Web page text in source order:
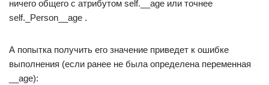
ничего общего с атрибутом self.__age или точнее
self._Person__age .
А попытка получить его значение приведет к ошибке
выполнения (если ранее не была определена переменная
__age):